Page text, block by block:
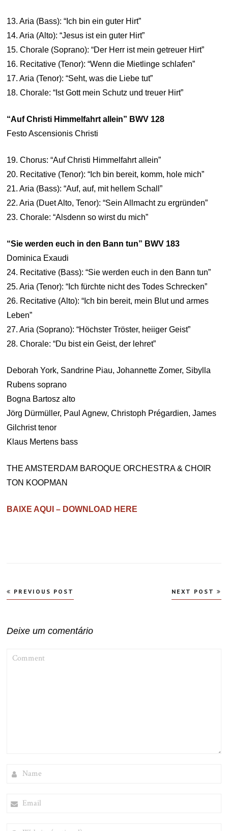
13. Aria (Bass): “Ich bin ein guter Hirt”
14. Aria (Alto): “Jesus ist ein guter Hirt”
15. Chorale (Soprano): “Der Herr ist mein getreuer Hirt”
16. Recitative (Tenor): “Wenn die Mietlinge schlafen”
17. Aria (Tenor): “Seht, was die Liebe tut”
18. Chorale: “Ist Gott mein Schutz und treuer Hirt”
“Auf Christi Himmelfahrt allein” BWV 128
Festo Ascensionis Christi
19. Chorus: “Auf Christi Himmelfahrt allein”
20. Recitative (Tenor): “Ich bin bereit, komm, hole mich”
21. Aria (Bass): “Auf, auf, mit hellem Schall”
22. Aria (Duet Alto, Tenor): “Sein Allmacht zu ergründen”
23. Chorale: “Alsdenn so wirst du mich”
“Sie werden euch in den Bann tun” BWV 183
Dominica Exaudi
24. Recitative (Bass): “Sie werden euch in den Bann tun”
25. Aria (Tenor): “Ich fürchte nicht des Todes Schrecken”
26. Recitative (Alto): “Ich bin bereit, mein Blut und armes
Leben”
27. Aria (Soprano): “Höchster Tröster, heiiger Geist”
28. Chorale: “Du bist ein Geist, der lehret”
Deborah York, Sandrine Piau, Johannette Zomer, Sibylla
Rubens soprano
Bogna Bartosz alto
Jörg Dürmüller, Paul Agnew, Christoph Prégardien, James
Gilchrist tenor
Klaus Mertens bass
THE AMSTERDAM BAROQUE ORCHESTRA & CHOIR
TON KOOPMAN
BAIXE AQUI – DOWNLOAD HERE
Navegação
de
PREVIOUS POST NEXT POST
Deixe um comentário